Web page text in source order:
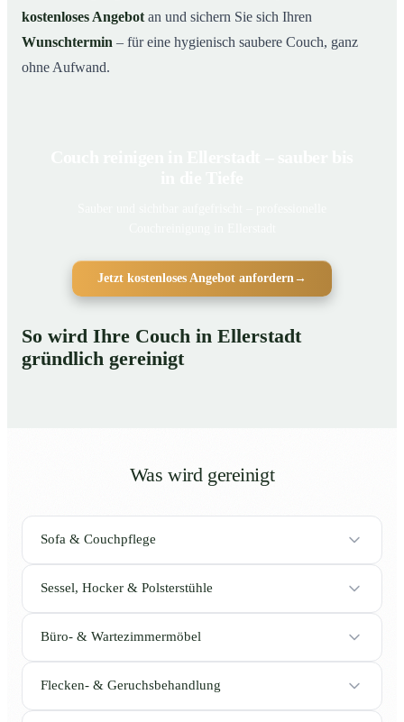
kostenloses Angebot an und sichern Sie sich Ihren
Wunschtermin – für eine hygienisch saubere Couch, ganz
ohne Aufwand.
Jetzt kostenloses Angebot anfordern →
So wird Ihre Couch in Ellerstadt
gründlich gereinigt
Was wird gereinigt
Sofa & Couchpflege
Sessel, Hocker & Polsterstühle
Büro- & Wartezimmermöbel
Flecken- & Geruchsbehandlung